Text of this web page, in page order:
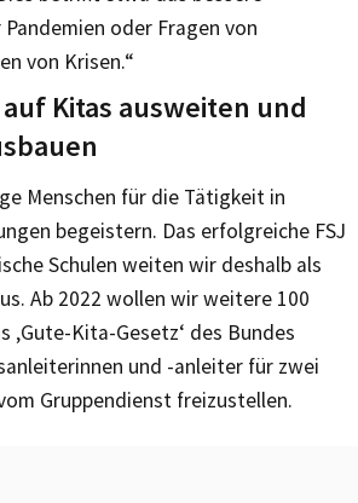
oder Fragen von
von Krisen.“
auf Kitas ausweiten und
Menschen für die Tätigkeit in
begeistern. Das erfolgreiche FSJ
Schulen weiten wir deshalb als
Ab 2022 wollen wir weitere 100
‚Gute-Kita-Gesetz‘ des Bundes
und -anleiter für zwei
Gruppendienst freizustellen.